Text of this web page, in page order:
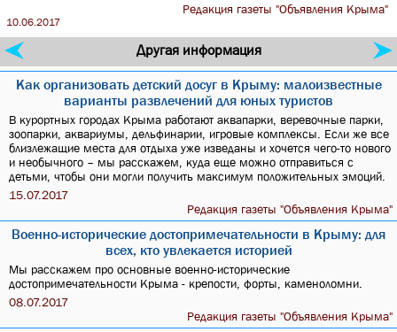
Редакция газеты "Объявления Крыма"
10.06.2017
Другая информация
Как организовать детский досуг в Крыму: малоизвестные
варианты развлечений для юных туристов
В курортных городах Крыма работают аквапарки, веревочные парки,
зоопарки, аквариумы, дельфинарии, игровые комплексы. Если же все
близлежащие места для отдыха уже изведаны и хочется чего-то нового
и необычного – мы расскажем, куда еще можно отправиться с
детьми, чтобы они могли получить максимум положительных эмоций.
15.07.2017
Редакция газеты "Объявления Крыма"
Военно-исторические достопримечательности в Крыму: для
всех, кто увлекается историей
Мы расскажем про основные военно-исторические
достопримечательности Крыма - крепости, форты, каменоломни.
08.07.2017
Редакция газеты "Объявления Крыма"